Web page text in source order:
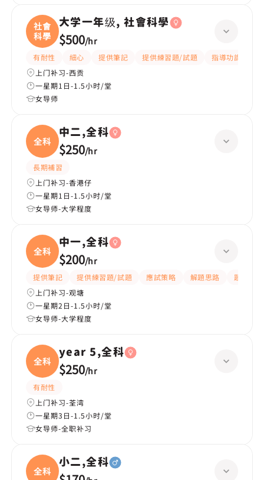
社會
科學
大学一年级, 社會科學
$500/hr
有耐性 細心 提供筆記 提供練習題/試題 指導功課
上门补习-西贡
一星期1日-1.5小时/堂
女导师
全科
中二,全科
$250/hr
長期補習
上门补习-香港仔
一星期1日-1.5小时/堂
女导师-大学程度
全科
中一,全科
$200/hr
提供筆記 提供練習題/試題 應試策略 解題思路
題目講解
上门补习-观塘
一星期2日-1.5小时/堂
女导师-大学程度
全科
year 5,全科
$250/hr
有耐性
上门补习-荃湾
一星期3日-1.5小时/堂
女导师-全职补习
全科
小二,全科